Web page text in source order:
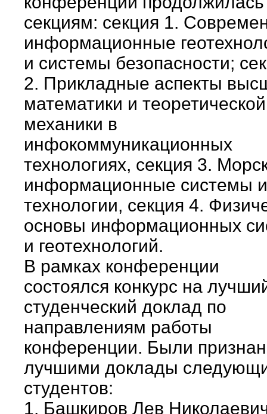
секциям: секция 1.
информационные
и системы безопасности;
2. Прикладные аспекты
математики и теоретической
механики в
инфокоммуникационных
технологиях, секция 3.
информационные системы и
технологии, секция 4.
основы информационных
и геотехнологий.
В рамках конференции
состоялся конкурс на
студенческий доклад по
направлениям работы
конференции. Были
лучшими доклады
студентов:
1. Башкиров Лев